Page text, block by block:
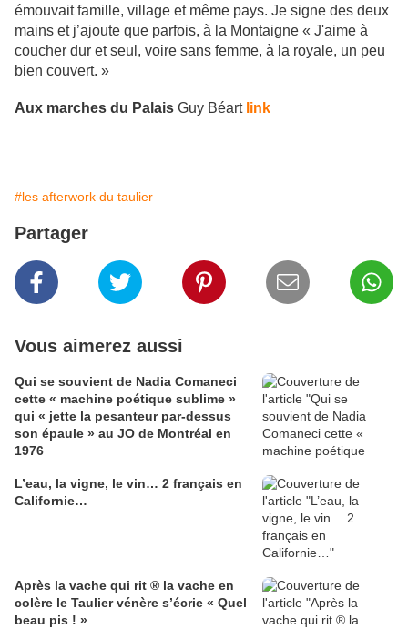
émouvait famille, village et même pays. Je signe des deux
mains et j’ajoute que parfois, à la Montaigne « J'aime à
coucher dur et seul, voire sans femme, à la royale, un peu
bien couvert. »
Aux marches du Palais Guy Béart link
#les afterwork du taulier
Partager
Vous aimerez aussi
Qui se souvient de Nadia Comaneci
cette « machine poétique sublime »
qui « jette la pesanteur par-dessus
son épaule » au JO de Montréal en
1976
L’eau, la vigne, le vin… 2 français en
Californie…
Après la vache qui rit ® la vache en
colère le Taulier vénère s’écrie « Quel
beau pis ! »